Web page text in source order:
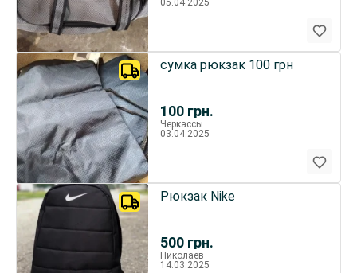
05.04.2025
100 грн.
сумка рюкзак 100 грн
Черкассы
03.04.2025
500 грн.
Рюкзак Nike
Николаев
14.03.2025